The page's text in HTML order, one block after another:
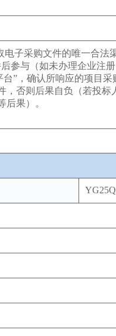
电子采购文件的唯一合
参与（如未办理企业注
”，确认所响应的项目
否则后果自负（若投标
果）。